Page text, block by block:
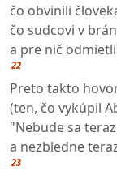
čo obvinili
čo sudcovi v
a pre nič
22
Preto takto
(ten, čo vykúpil
"Nebude sa
a nezbledne
23